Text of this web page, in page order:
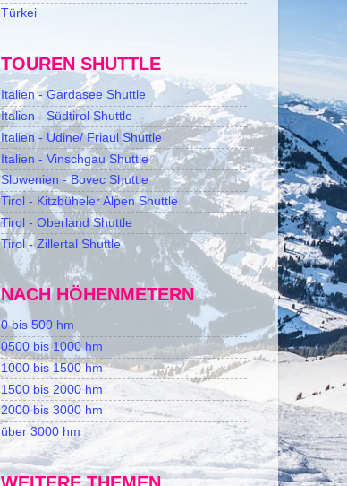
Türkei
TOUREN SHUTTLE
Italien - Gardasee Shuttle
Italien - Südtirol Shuttle
Italien - Udine/ Friaul Shuttle
Italien - Vinschgau Shuttle
Slowenien - Bovec Shuttle
Tirol - Kitzbüheler Alpen Shuttle
Tirol - Oberland Shuttle
Tirol - Zillertal Shuttle
NACH HÖHENMETERN
0 bis 500 hm
0500 bis 1000 hm
1000 bis 1500 hm
1500 bis 2000 hm
2000 bis 3000 hm
über 3000 hm
WEITERE THEMEN